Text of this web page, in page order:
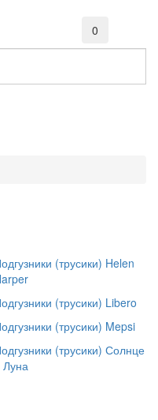
0
(трусики) Helen
(трусики) Libero
(трусики) Mepsi
(трусики) Солнце
Луна